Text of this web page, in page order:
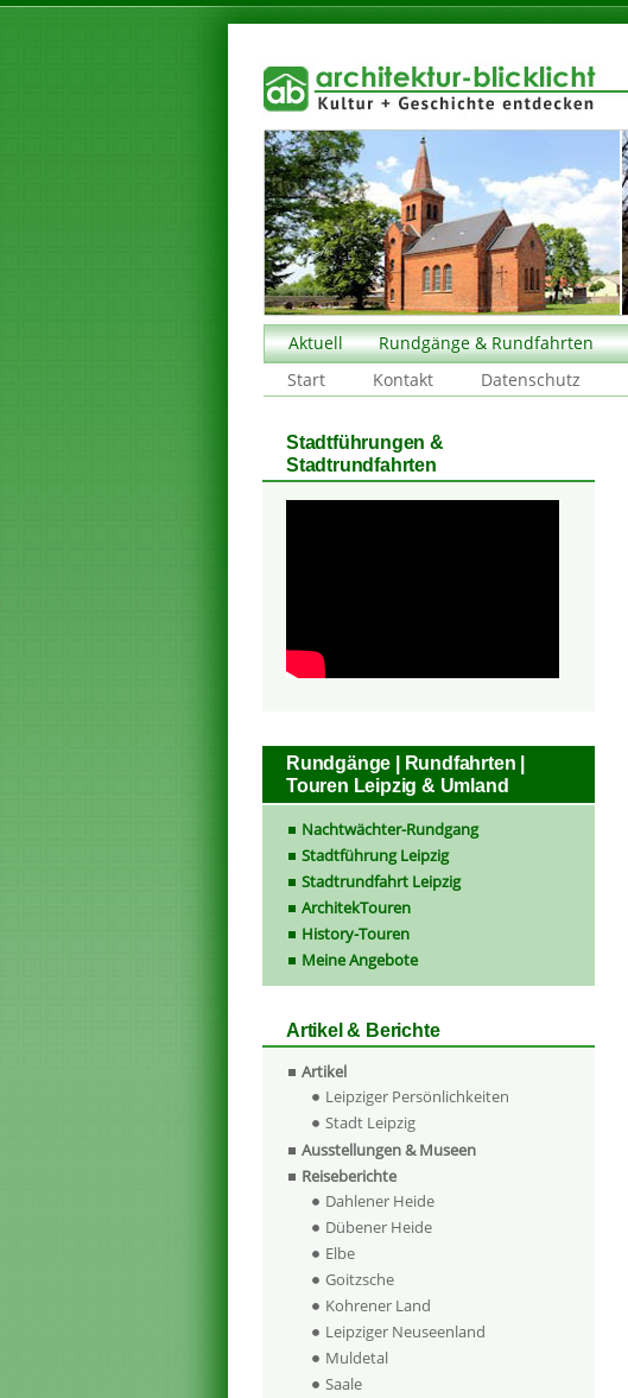
Aktuell Rundgänge & Rundfahrten
Start
Kontakt Datenschutz
Stadtführungen &
Stadtrundfahrten
Rundgänge | Rundfahrten |
Touren Leipzig & Umland
Nachtwächter-Rundgang
Stadtführung Leipzig
Stadtrundfahrt Leipzig
ArchitekTouren
History-Touren
Meine Angebote
Artikel & Berichte
Artikel
Leipziger Persönlichkeiten
Stadt Leipzig
Ausstellungen & Museen
Reiseberichte
Dahlener Heide
Dübener Heide
Elbe
Goitzsche
Kohrener Land
Leipziger Neuseenland
Muldetal
Saale